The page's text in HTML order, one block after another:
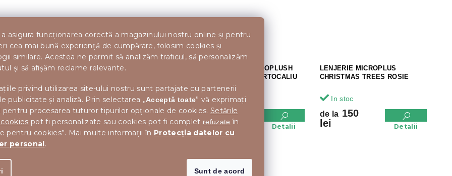
asigura funcționarea corectă a magazinului nostru online și pentru
cea mai bună experiență de cumpărare, folosim cookies și
similare. Acestea ne permit să analizăm traficul, să personalizăm
și să afișăm reclame relevante.
privind utilizarea site-ului nostru sunt partajate cu partenerii
publicitate și analiză. Prin selectarea „Acceptă toate” vă exprimați
pentru procesarea tuturor tipurilor opționale de cookies. Setările
pot fi personalizate sau cookies pot fi complet refuzate în
pentru cookies”. Mai multe informații în Protecția datelor cu
personal.
Sunt de acord
DIN
GRI
Detalii
LENJERIE DE PAT
In stoc
215 lei Detalii
LENJERIE DIN MICROPLUSH
STELE GALBEN-PORTOCALIU
In stoc
de la150
lei
Detalii
LENJERIE MICROPLUS
CHRISTMAS TREES ROSIE
In stoc
de la 150
lei
Detalii